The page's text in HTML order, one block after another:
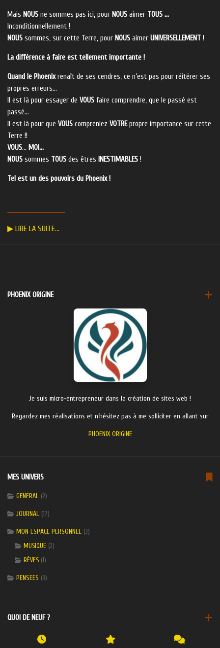
Mais NOUS ne sommes pas ici, pour NOUS aimer TOUS …
Inconditionnellement !
NOUS sommes, sur cette Terre, pour NOUS aimer UNIVERSELLEMENT !
La différence à faire est tellement importante !
Quand le Phoenixrenaît de ses cendres, ce n’est pas pour réitérer ses
propres erreurs…
Il est là pour essayer de VOUS faire comprendre, que le passé est
passé…
Il est là pour que VOUS compreniez VOTREpropre importance sur cette
Terre !!
VOUS… MOI…
NOUS sommes TOUS des êtres INESTIMABLES !
Tel est un des pouvoirs du Phoenix !
▶ LIRE LA SUITE…
PHOENIX ORIGINE
Je suis micro-entrepreneur dans la création de sites web !
Regardez mes réalisations et n’hésitez pas à me solliciter en allant sur
PHOENIX ORIGINE
MES UNIVERS
GENERAL (2)
JOURNAL (17)
MON ESPACE PERSONNEL (3)
MUSIQUE (2)
RÊVES (1)
PENSEES (3)
QUOI DE NEUF ?